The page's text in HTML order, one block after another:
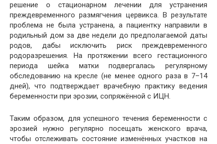
решение о стационарном лечении для устранения
преждевременного размягчения цервикса. В результате
проблема не была устранена, а пациентку направили в
родильный дом за две недели до предполагаемой даты
родов, дабы исключить риск преждевременного
родоразрешения. На протяжении всего гестационного
периода шейка матки подвергалась регулярному
обследованию на кресле (не менее одного раза в 7–14
дней), что подтверждает врачебную практику ведения
беременности при эрозии, сопряжённой с ИЦН.
Таким образом, для успешного течения беременности с
эрозией нужно регулярно посещать женского врача,
чтобы отслеживать состояние изменённых участков на